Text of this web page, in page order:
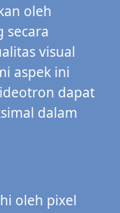
oleh
secara
visual
aspek ini
dapat
dalam
oleh pixel